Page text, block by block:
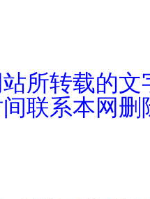
所转载的
联系本网删